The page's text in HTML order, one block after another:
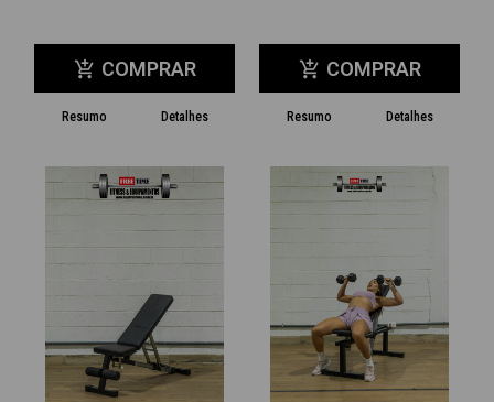
add_shopping_cart COMPRAR
Resumo Detalhes
add_shopping_cart COMPRAR
Resumo Detalhes